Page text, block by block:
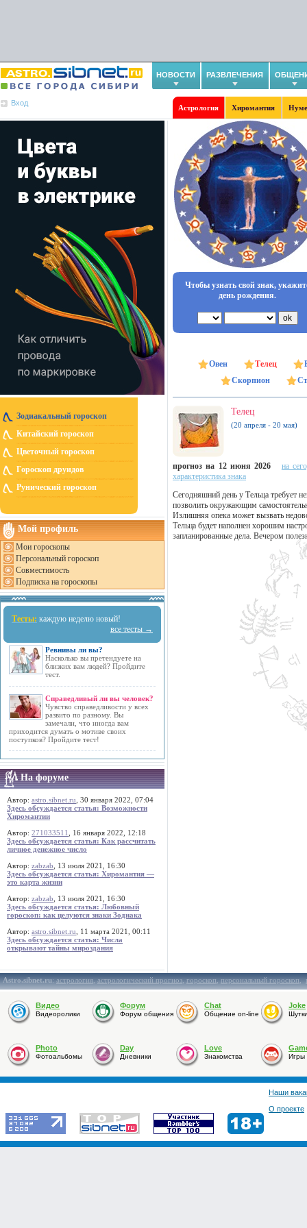
НОВОСТИ РАЗВЛЕЧЕНИЯ
Вход
Астрология Хиромантия
Зодиакальный гороскоп
Китайский гороскоп
Цветочный гороскоп
Гороскоп друидов
Рунический гороскоп
Мой профиль
Мои гороскопы
Персональный гороскоп
Совместимость
Подписка на гороскопы
Тесты: каждую неделю новый!
все тесты →
Ревнивы ли вы?
Насколько вы претендуете на
близких вам людей? Пройдите
тест.
Справедливый ли вы человек?
Чувство справедливости у всех
развито по разному. Вы
замечали, что иногда вам
приходится думать о мотиве своих
поступков? Пройдите тест!
На форуме
Автор: astro.sibnet.ru , 30 января 2022, 07:04
Здесь обсуждается статья: Возможности
Хиромантии
Автор: 271033511
, 16 января 2022, 12:18
Здесь обсуждается статья: Как рассчитать
личное денежное число
Автор: zabzab , 13 июля 2021, 16:30
Здесь обсуждается статья: Хиромантия —
это карта жизни
Автор: zabzab , 13 июля 2021, 16:30
Здесь обсуждается статья: Любовный
гороскоп: как целуются знаки Зодиака
Автор: astro.sibnet.ru , 11 марта 2021, 00:11
Здесь обсуждается статья: Числа
открывают тайны мироздания
Чтобы узнать свой знак,
день рождения.
Овен Телец
Скорпион
Телец
(20 апреля - 20 мая)
прогноз на 12 июня 2026
на
характеристика знака
Сегодняшний день у Тельца требует
позволить окружающим
Излишняя опека может вызвать
Тельца будет наполнен хорошим
запланированные дела. Вечером
Astro.sibnet.ru:астрология,астрологический прогноз,гороскоп,персональный гороскоп,
Видео
Видеоролики
Форум
Форум общения
Chat
Общение on-line
Joke
Photo
Фотоальбомы
Day
Дневники
Love
Знакомства Игры
Наши
О проекте